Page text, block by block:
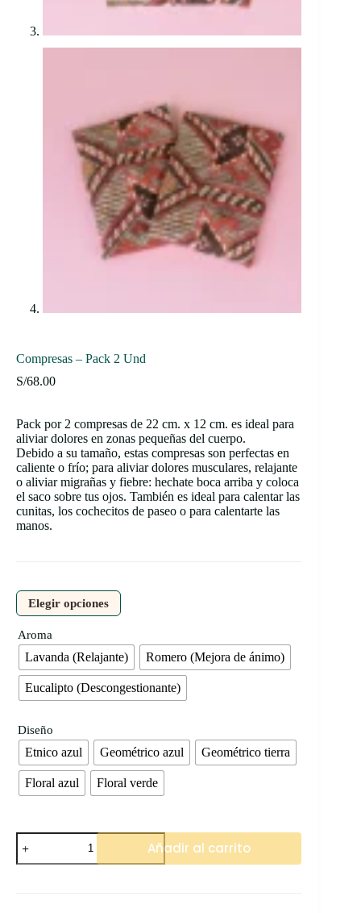
Compresas – Pack 2 Und
S/68.00
Pack por 2 compresas de 22 cm. x 12 cm. es ideal para
aliviar dolores en zonas pequeñas del cuerpo.
Debido a su tamaño, estas compresas son perfectas en
caliente o frío; para aliviar dolores musculares, relajante
o aliviar migrañas y fiebre: hechate boca arriba y coloca
el saco sobre tus ojos. También es ideal para calentar las
cunitas, los cochecitos de paseo o para calentarte las
manos.
Elegir opciones
Aroma
Lavanda (Relajante) Romero (Mejora de ánimo)
Eucalipto (Descongestionante)
Diseño
Etnico azul Geométrico azul Geométrico tierra
Floral azul Floral verde
Compresas
Pack
Añadir al carrito